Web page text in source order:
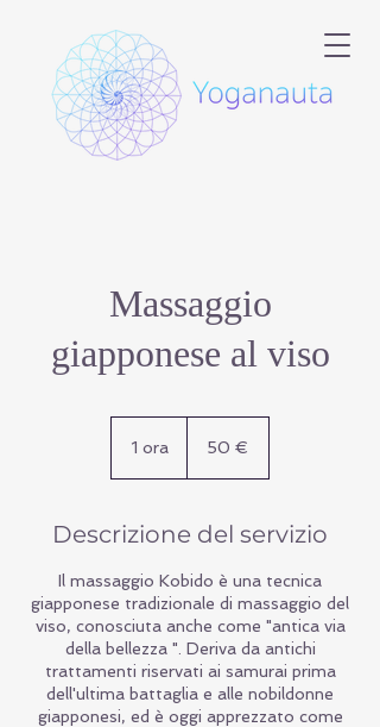
Massaggio
giapponese al viso
1 ora 50 €
Descrizione del servizio
Il massaggio Kobido è una tecnica
giapponese tradizionale di massaggio del
viso, conosciuta anche come "antica via
della bellezza ". Deriva da antichi
trattamenti riservati ai samurai prima
dell'ultima battaglia e alle nobildonne
giapponesi, ed è oggi apprezzato come